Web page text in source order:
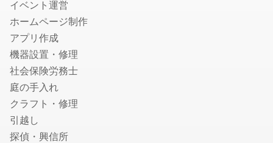
税理士
会社設立・起業開業に強い税理士
顧問税理士
法人税の節税に強い税理士
相続税申告に強い税理士
融資・資金調達に強い税理士
確定申告の税理士
生前贈与に強い税理士
イベント運営
ホームページ制作
アプリ作成
機器設置・修理
社会保険労務士
庭の手入れ
クラフト・修理
引越し
探偵・興信所